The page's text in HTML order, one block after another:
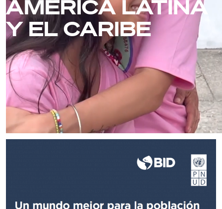
AMÉRICA LATINA
Y EL CARIBE